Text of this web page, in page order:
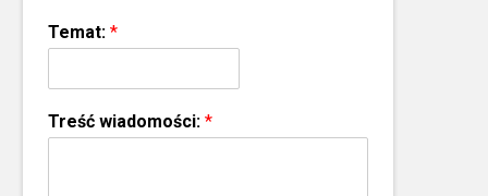
Temat: *
Treść wiadomości: *